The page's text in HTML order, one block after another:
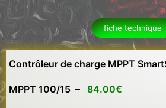
fiche technique
Contrôleur de charge MPPT
MPPT 100/15 – 84.00€